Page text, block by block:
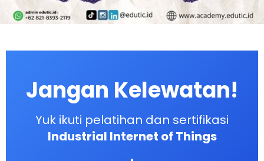
Jangan Kelewatan!
Yuk ikuti pelatihan dan sertifikasi
Industrial Internet of Things